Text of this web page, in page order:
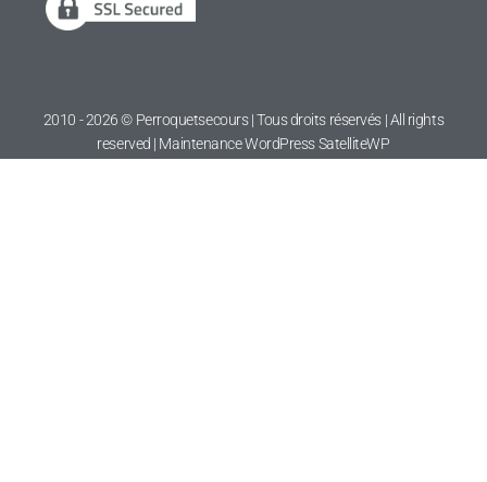
2010 - 2026 © Perroquetsecours | Tous droits réservés | All rights
reserved | Maintenance WordPressSatelliteWP